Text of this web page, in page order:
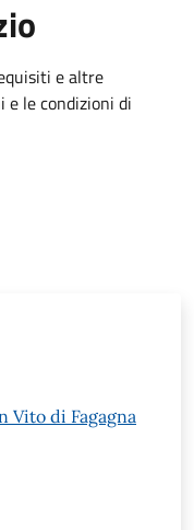
e altre
le condizioni di
Vito di Fagagna